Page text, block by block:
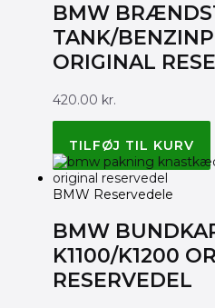
BMW
TANK/
ORIGINAL
420.00 kr.
BMW ORIGINAL 13317687263
TILFØJ TIL KURV
BMW Reservedele
BMW
K1100/K1200
RESERVEDEL